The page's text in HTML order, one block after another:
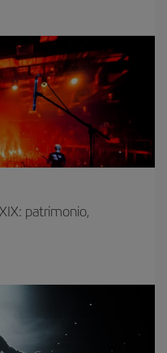
patrimonio,